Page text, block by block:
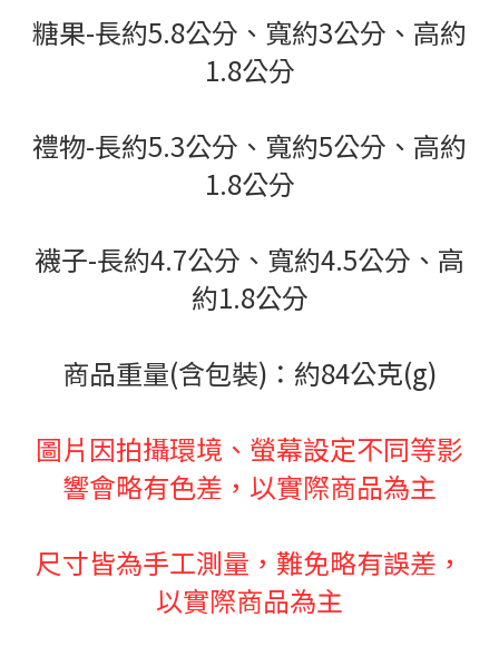
糖果-長約5.8公分、寬約3公分、高約
1.8公分
禮物-長約5.3公分、寬約5公分、高約
1.8公分
襪子-長約4.7公分、寬約4.5公分、高
約1.8公分
商品重量(含包裝)：約84公克(g)
圖片因拍攝環境、螢幕設定不同等影
響會略有色差，以實際商品為主
尺寸皆為手工測量，難免略有誤差，
以實際商品為主